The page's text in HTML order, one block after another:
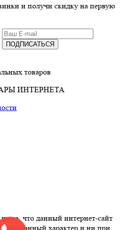
и получи скидку на первую
ПОДПИСАТЬСЯ
товаров
ИНТЕРНЕТА
то, что данный интернет-сайт
характер и ни при